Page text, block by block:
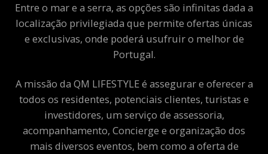
Entre o mar e a serra, as opções são infinitas dada a
localização privilegiada que permite ofertas únicas
e exclusivas, onde poderá usufruir o melhor de
Portugal.
A missão da QM LIFESTYLE é assegurar e oferecer a
todos os residentes, potenciais clientes, turistas e
investidores, um serviço de assessoria,
acompanhamento, Concierge e organização dos
mais diversos eventos, bem como a oferta de